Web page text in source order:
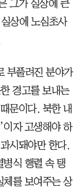
그가 실상에 큰
상에 노심초사
부풀려진 분야가
경고를 보내는
문이다. 북한 내
이자 고생해야 하
시돼야만 한다.
병식 행렬 속 탱
체를 보여주는 상